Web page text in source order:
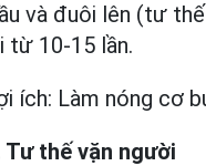
và đuôi lên (tư
từ 10-15 lần.
ích: Làm nóng cơ
Tư thế vặn người